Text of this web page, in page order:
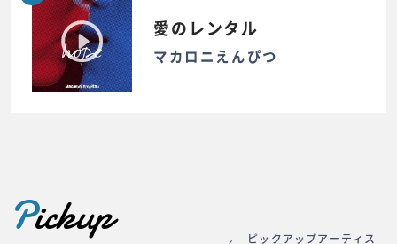
愛のレンタル
マカロニえんぴつ
Pickup
ピックアップアーティス